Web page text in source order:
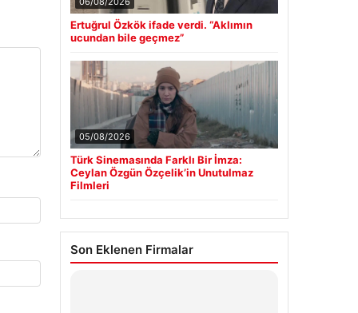
Ertuğrul Özkök ifade verdi. “Aklımın
ucundan bile geçmez”
05/08/2026
Türk Sinemasında Farklı Bir İmza:
Ceylan Özgün Özçelik’in Unutulmaz
Filmleri
Son Eklenen Firmalar